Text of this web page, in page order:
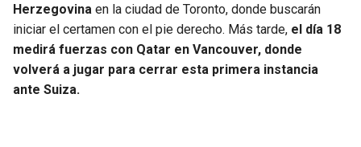
Herzegovina en la ciudad de Toronto, donde buscarán
iniciar el certamen con el pie derecho. Más tarde, el día 18
medirá fuerzas con Qatar en Vancouver, donde
volverá a jugar para cerrar esta primera instancia
ante Suiza.